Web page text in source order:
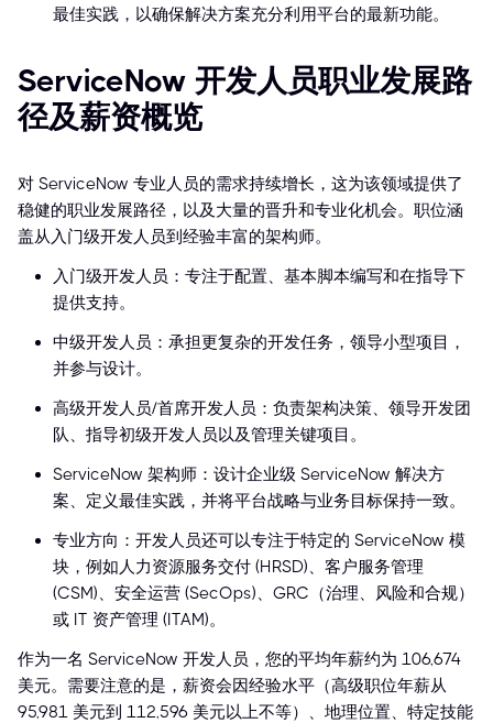
最佳实践，以确保解决方案充分利用平台的最新功能。
ServiceNow 开发人员职业发展路
径及薪资概览
对 ServiceNow 专业人员的需求持续增长，这为该领域提供了
稳健的职业发展路径，以及大量的晋升和专业化机会。职位涵
盖从入门级开发人员到经验丰富的架构师。
入门级开发人员：专注于配置、基本脚本编写和在指导下
提供支持。
中级开发人员：承担更复杂的开发任务，领导小型项目，
并参与设计。
高级开发人员/首席开发人员：负责架构决策、领导开发团
队、指导初级开发人员以及管理关键项目。
ServiceNow 架构师：设计企业级 ServiceNow 解决方
案、定义最佳实践，并将平台战略与业务目标保持一致。
专业方向：开发人员还可以专注于特定的 ServiceNow 模
块，例如人力资源服务交付 (HRSD)、客户服务管理
(CSM)、安全运营 (SecOps)、GRC（治理、风险和合规）
或 IT 资产管理 (ITAM)。
作为一名 ServiceNow 开发人员，您的平均年薪约为 106,674
美元。需要注意的是，薪资会因经验水平（高级职位年薪从
95,981 美元到 112,596 美元以上不等）、地理位置、特定技能